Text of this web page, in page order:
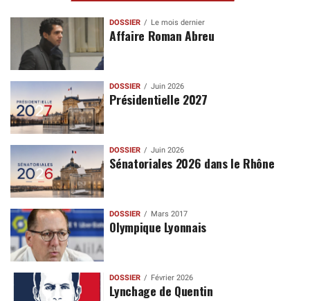
DOSSIER Le mois dernier
Affaire Roman Abreu
DOSSIER Juin 2026
Présidentielle 2027
DOSSIER Juin 2026
Sénatoriales 2026 dans le Rhône
DOSSIER Mars 2017
Olympique Lyonnais
DOSSIER Février 2026
Lynchage de Quentin